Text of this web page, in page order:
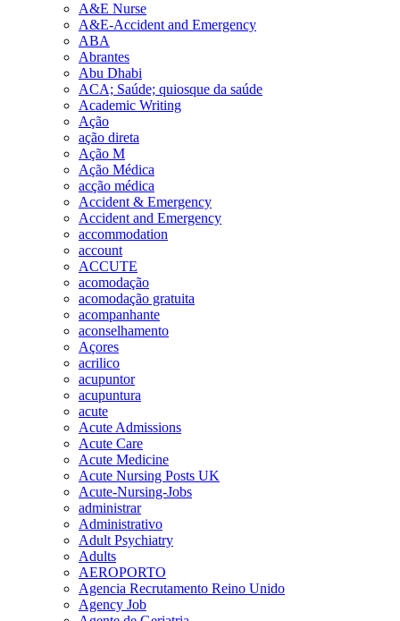
A&E Nurse
A&E-Accident and Emergency
ABA
Abrantes
Abu Dhabi
ACA; Saúde; quiosque da saúde
Academic Writing
Ação
ação direta
Ação M
Ação Médica
acção médica
Accident & Emergency
Accident and Emergency
accommodation
account
ACCUTE
acomodação
acomodação gratuita
acompanhante
aconselhamento
Açores
acrilico
acupuntor
acupuntura
acute
Acute Admissions
Acute Care
Acute Medicine
Acute Nursing Posts UK
Acute-Nursing-Jobs
administrar
Administrativo
Adult Psychiatry
Adults
AEROPORTO
Agencia Recrutamento Reino Unido
Agency Job